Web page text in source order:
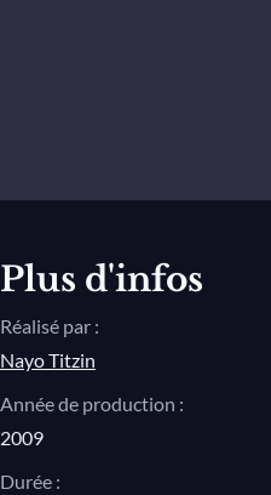
Plus d'infos
Réalisé par :
Nayo Titzin
Année de production :
2009
Durée :